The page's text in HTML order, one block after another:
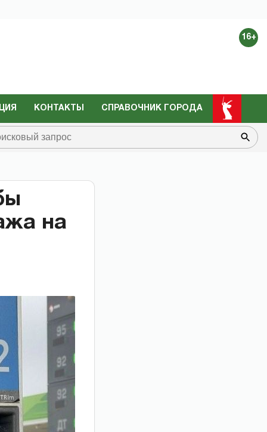
16+
КОНТАКТЫ СПРАВОЧНИК ГОРОДА
на